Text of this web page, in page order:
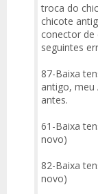
troca do
chicote
conector de
seguintes
87-Baixa
antigo, meu
antes.
61-Baixa
novo)
82-Baixa
novo)